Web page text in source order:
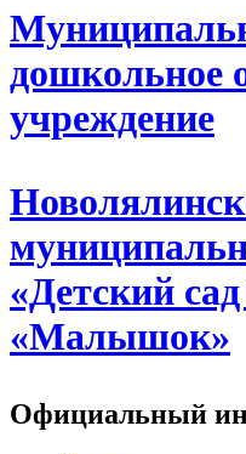
дошкольное
учреждение
«Детский
«Малышок»
Официальный